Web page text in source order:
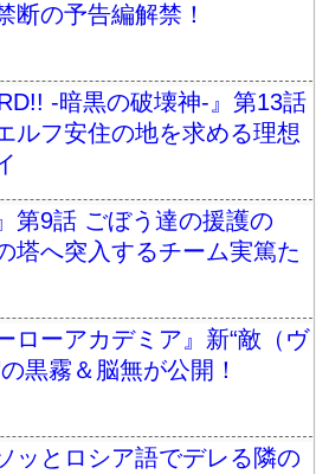
断の予告編解禁！
-暗黒の破壊神-』第13話
ルフ安住の地を求める理想
第9話 ごぼう達の援護の
塔へ突入するチーム実篤た
ローアカデミア』新“敵（ヴ
黒霧＆脳無が公開！
ッとロシア語でデレる隣の